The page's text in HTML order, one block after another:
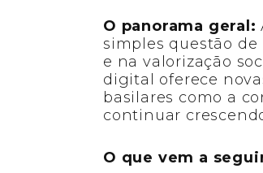
O panorama geral:
simples questão
e na valorização
digital oferece
basilares como a
continuar
O que vem a